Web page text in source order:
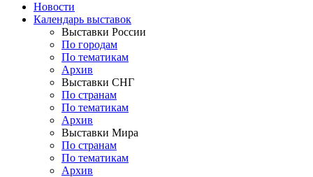
Новости
Календарь выставок
Выставки России
По городам
По тематикам
Архив
Выставки СНГ
По странам
По тематикам
Архив
Выставки Мира
По странам
По тематикам
Архив